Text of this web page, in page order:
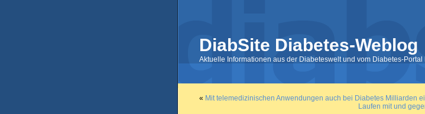
DiabSite Diabetes-Weblog
Aktuelle Informationen aus der Diabeteswelt und vom Diabetes-Portal
« Mit telemedizinischen Anwendungen auch bei Diabetes Milliarden
Laufen mit und